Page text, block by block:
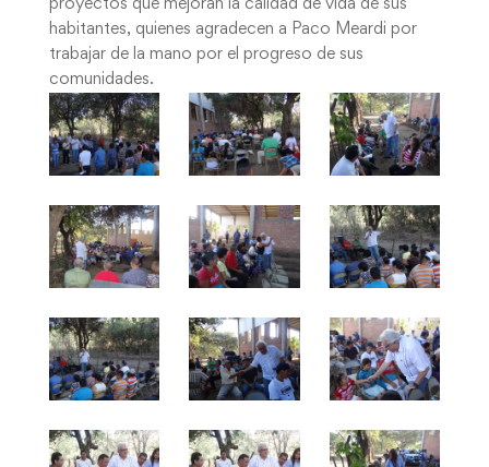
proyectos que mejoran la calidad de vida de sus
habitantes, quienes agradecen a Paco Meardi por
trabajar de la mano por el progreso de sus
comunidades.